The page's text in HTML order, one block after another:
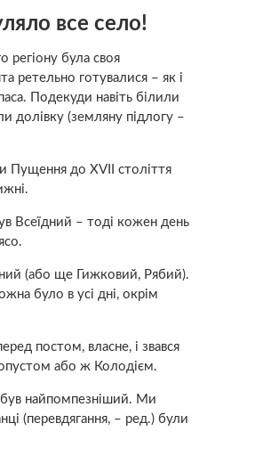
все село!
регіону була своя
ретельно готувалися – як і
Подекуди навіть білили
долівку (земляну підлогу –
Пущення до XVII століття
Всеїдний – тоді кожен день
(або ще Гижковий, Рябий).
було в усі дні, окрім
постом, власне, і звався
або ж Колодієм.
найпомпезніший. Ми
(перевдягання, – ред.) були